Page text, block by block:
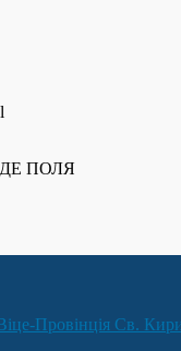
ДЕ ПОЛЯ
Провінція Св.